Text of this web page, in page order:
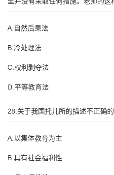
A.自然后果法
B.冷处理法
C.权利剥夺法
D.平等教育法
28.关于我国托儿所的描述不正确的
A.以集体教育为主
B.具有社会福利性